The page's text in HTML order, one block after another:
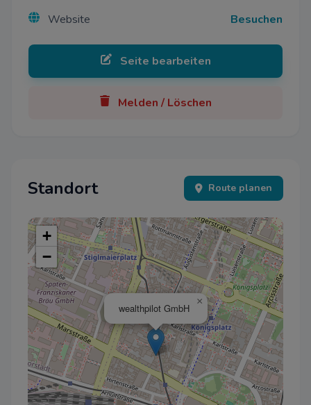
Website
Besuchen
Seite bearbeiten
Melden / Löschen
Standort Route planen
wealthpilot GmbH
×
+
−